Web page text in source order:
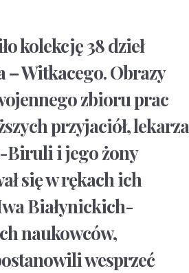
kolekcję 38 dzieł
– Witkacego. Obrazy
zbioru prac
przyjaciół, lekarza
Biruli i jego żony
się w rękach ich
Białynickich-
naukowców,
wesprzeć